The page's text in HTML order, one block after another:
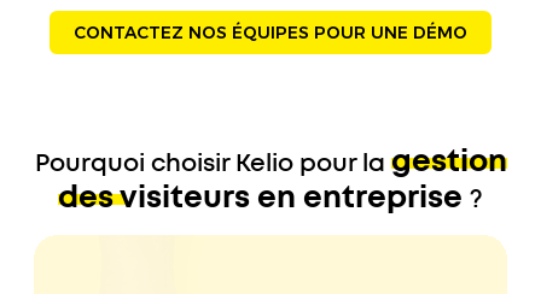
CONTACTEZ NOS ÉQUIPES POUR UNE DÉMO
Pourquoi choisir Kelio pour la gestion
des visiteurs en entreprise ?